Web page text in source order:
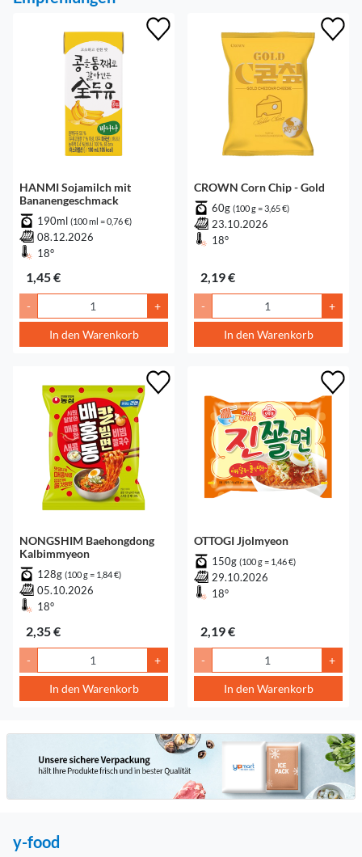
HANMI Sojamilch mit
Bananengeschmack
190ml (100 ml = 0,76 €)
08.12.2026
18°
1,45 €
- +
In den Warenkorb
CROWN Corn Chip - Gold
60g (100 g = 3,65 €)
23.10.2026
18°
2,19 €
- +
In den Warenkorb
NONGSHIM Baehongdong
Kalbimmyeon
128g (100 g = 1,84 €)
05.10.2026
18°
2,35 €
- +
In den Warenkorb
OTTOGI Jjolmyeon
150g (100 g = 1,46 €)
29.10.2026
18°
2,19 €
- +
In den Warenkorb
y-food